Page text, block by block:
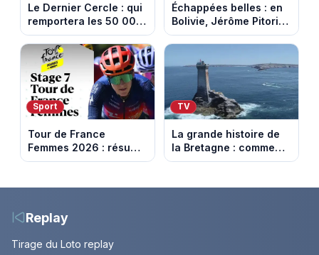
Le Dernier Cercle : qui
remportera les 50 000
euros face aux
personnalités ?
Échappées belles : en
Bolivie, Jérôme Pitorin
découvre un pays où
chaque sommet se
mérite
Sport
Tour de France
Femmes 2026 : résumé
vidéo de la 7e étape
Mont Ventoux
TV
La grande histoire de
la Bretagne : comment
les Bretons ont
au fil des décennies
Replay
Tirage du Loto replay